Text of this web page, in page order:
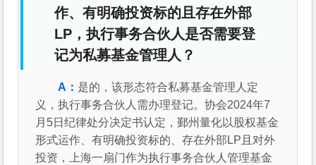
作、有明确投资标的且存在外部
LP，执行事务合伙人是否需要登
记为私募基金管理人？
是的，该形态符合私募基金管理人定
义，执行事务合伙人需办理登记。协会2024年7
月5日纪律处分决定书认定，鄞州量化以股权基金
形式运作、有明确投资标的、存在外部LP且对外
投资，上海一扇门作为执行事务合伙人管理基金